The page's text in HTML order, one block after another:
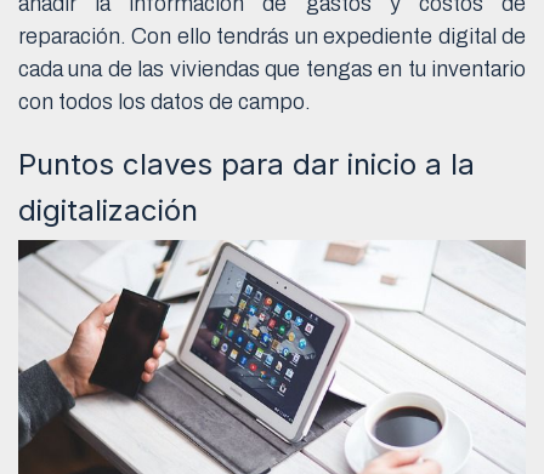
reparación. Con ello tendrás un expediente digital de
cada una de las viviendas que tengas en tu inventario
con todos los datos de campo.
Puntos claves para dar inicio a la
digitalización